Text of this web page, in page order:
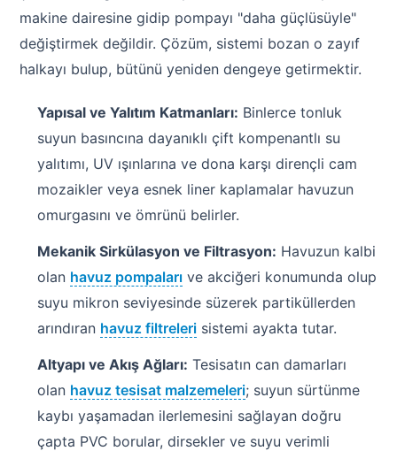
makine dairesine gidip pompayı "daha güçlüsüyle"
değiştirmek değildir. Çözüm, sistemi bozan o zayıf
halkayı bulup, bütünü yeniden dengeye getirmektir.
Yapısal ve Yalıtım Katmanları: Binlerce tonluk
suyun basıncına dayanıklı çift kompenantlı su
yalıtımı, UV ışınlarına ve dona karşı dirençli cam
mozaikler veya esnek liner kaplamalar havuzun
omurgasını ve ömrünü belirler.
Mekanik Sirkülasyon ve Filtrasyon: Havuzun kalbi
olan havuz pompaları ve akciğeri konumunda olup
suyu mikron seviyesinde süzerek partiküllerden
arındıran havuz filtreleri sistemi ayakta tutar.
Altyapı ve Akış Ağları: Tesisatın can damarları
olan havuz tesisat malzemeleri; suyun sürtünme
kaybı yaşamadan ilerlemesini sağlayan doğru
çapta PVC borular, dirsekler ve suyu verimli